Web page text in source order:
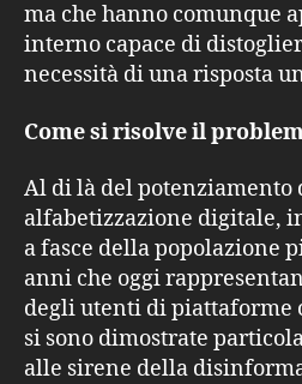
ma che hanno comunque
interno capace di
necessità di una risposta
Come si risolve il
Al di là del potenziamento
alfabetizzazione digitale,
a fasce della popolazione
anni che oggi
degli utenti di piattaforme
si sono dimostrate
alle sirene della